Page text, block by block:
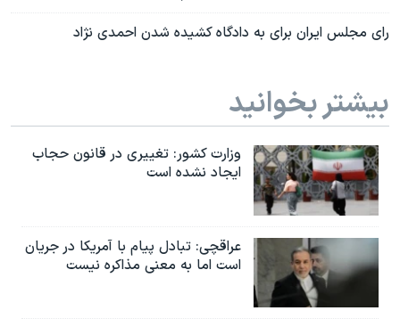
رای مجلس ایران برای به دادگاه کشیده شدن احمدی نژاد
بیشتر بخوانید
وزارت کشور: تغییری در قانون حجاب
ایجاد نشده است
عراقچی: تبادل پیام با آمریکا در جریان
است اما به معنی مذاکره نیست